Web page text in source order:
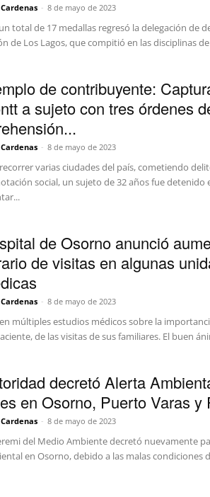
- 8 de mayo de 2023
total de 17 medallas regresó la delegación de
de Los Lagos, que compitió en las disciplinas
de contribuyente:
a sujeto con tres órdenes
- 8 de mayo de 2023
varias ciudades del país, cometiendo
social, un sujeto de 32 años fue
de Osorno anunció
de visitas en algunas
- 8 de mayo de 2023
múltiples estudios médicos sobre la
de las visitas de sus familiares. El buen
decretó Alerta
en Osorno, Puerto Varas y
- 8 de mayo de 2023
del Medio Ambiente decretó nuevamente
en Osorno, debido a las malas condiciones